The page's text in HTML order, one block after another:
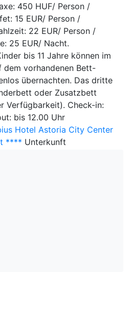
450 HUF/ Person /
15 EUR/ Person /
22 EUR/ Person /
25 EUR/ Nacht.
bis 11 Jahre können im
dem vorhandenen Bett-
übernachten. Das dritte
oder Zusatzbett
Verfügbarkeit). Check-in:
bis 12.00 Uhr
Hotel Astoria City Center
**** Unterkunft